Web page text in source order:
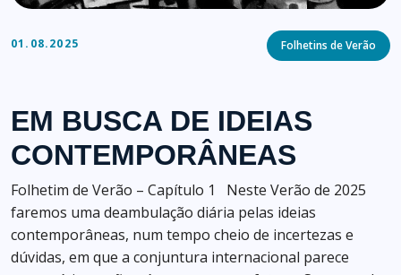
01.08.2025 Categories
Folhetins de Verão
EM BUSCA DE IDEIAS
CONTEMPORÂNEAS
Folhetim de Verão – Capítulo 1 Neste Verão de 2025
faremos uma deambulação diária pelas ideias
contemporâneas, num tempo cheio de incertezas e
dúvidas, em que a conjuntura internacional parece